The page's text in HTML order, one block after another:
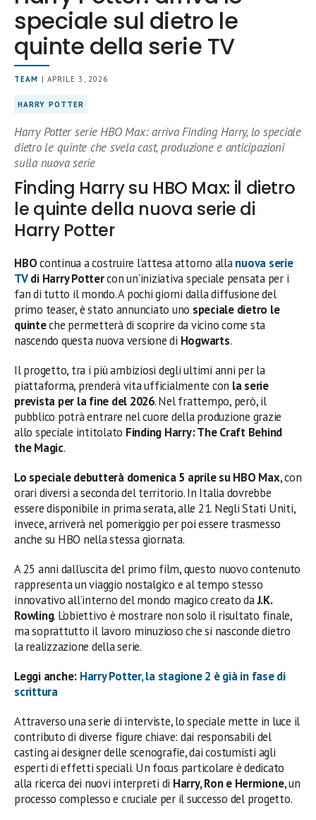
speciale sul dietro le
quinte della serie TV
TEAM | APRILE 3, 2026
HARRY POTTER
Harry Potter serie HBO Max: arriva Finding Harry, lo speciale
dietro le quinte che svela cast, produzione e anticipazioni
sulla nuova serie
Finding Harry su HBO Max: il dietro
le quinte della nuova serie di
Harry Potter
HBOcontinua a costruire l’attesa attorno allanuova serie
TVdi Harry Pottercon un’iniziativa speciale pensata per i
fan di tutto il mondo. A pochi giorni dalla diffusione del
primo teaser, è stato annunciato uno speciale dietro le
quinteche permetterà di scoprire da vicino come sta
nascendo questa nuova versione di Hogwarts.
Il progetto, tra i più ambiziosi degli ultimi anni per la
piattaforma, prenderà vita ufficialmente con la serie
prevista per la fine del 2026. Nel frattempo, però, il
pubblico potrà entrare nel cuore della produzione grazie
allo speciale intitolato Finding Harry: The Craft Behind
the Magic.
Lo speciale debutterà domenica 5 aprile su HBO Max, con
orari diversi a seconda del territorio. In Italia dovrebbe
essere disponibile in prima serata, alle 21. Negli Stati Uniti,
invece, arriverà nel pomeriggio per poi essere trasmesso
anche su HBO nella stessa giornata.
A 25 anni dall’uscita del primo film, questo nuovo contenuto
rappresenta un viaggio nostalgico e al tempo stesso
innovativo all’interno del mondo magico creato daJ.K.
Rowling. L’obiettivo è mostrare non solo il risultato finale,
ma soprattutto il lavoro minuzioso che si nasconde dietro
la realizzazione della serie.
Leggi anche: Harry Potter, la stagione 2 è già in fase di
scrittura
Attraverso una serie di interviste, lo speciale mette in luce il
contributo di diverse figure chiave: dai responsabili del
casting ai designer delle scenografie, dai costumisti agli
esperti di effetti speciali. Un focus particolare è dedicato
alla ricerca dei nuovi interpreti di Harry, Ron e Hermione, un
processo complesso e cruciale per il successo del progetto.